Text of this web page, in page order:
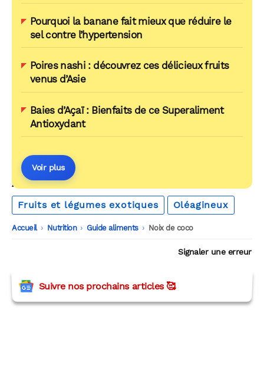
Pourquoi la banane fait mieux que réduire le
sel contre l’hypertension
Poires nashi : découvrez ces délicieux fruits
venus d’Asie
Baies d’Açaï : Bienfaits de ce Superaliment
Antioxydant
Voir plus
AUTOUR DU MÊME THÈME
Fruits et légumes exotiques
Oléagineux
Accueil -
Nutrition -
Guide aliments -
Noix de coco
Signaler une erreur
Suivre nos prochains articles 🥰